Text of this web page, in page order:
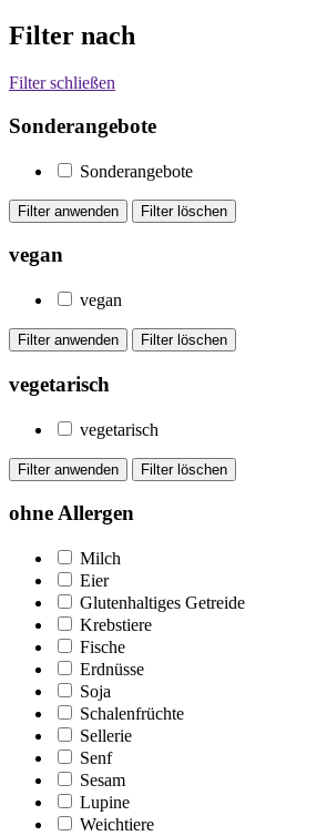
Filter nach
Filter schließen
Sonderangebote
Sonderangebote
vegan
vegan
vegetarisch
vegetarisch
ohne Allergen
Milch
Eier
Glutenhaltiges Getreide
Krebstiere
Fische
Erdnüsse
Soja
Schalenfrüchte
Sellerie
Senf
Sesam
Lupine
Weichtiere